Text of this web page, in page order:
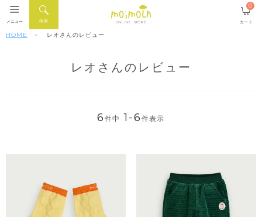
ONLINE STORE
検索
メニュー カート
0
HOME レオさんのレビュー
レオさんのレビュー
6件中 1 -6 件表示